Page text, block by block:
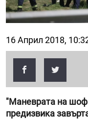
16 Април 2018,
"Маневрата на
предизвика